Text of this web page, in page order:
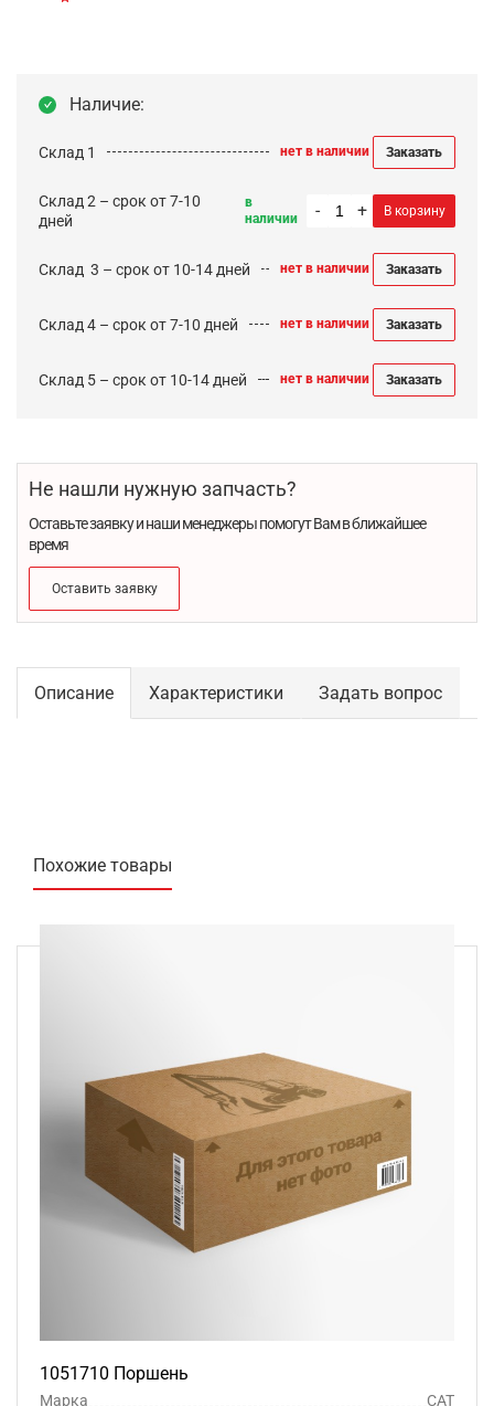
Наличие:
Склад 1 нет в наличии Заказать
Склад 2 – срок от 7-10
дней
в
наличии
- + В корзину
Cклад 3 – срок от 10-14 дней нет в наличии Заказать
Склад 4 – срок от 7-10 дней нет в наличии Заказать
Склад 5 – срок от 10-14 дней нет в наличии Заказать
Не нашли нужную запчасть?
Оставьте заявку и наши менеджеры помогут Вам в ближайшее
время
Оставить заявку
Описание Характеристики Задать вопрос
Похожие товары
1051710 Поршень
Марка
CAT